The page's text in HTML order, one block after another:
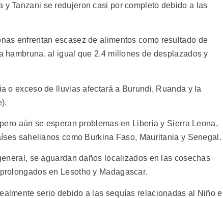
y Tanzani se redujeron casi por completo debido a las
enfrentan escasez de alimentos como resultado de
hambruna, al igual que 2,4 millones de desplazados y
o exceso de lluvias afectará a Burundi, Ruanda y la
aún se esperan problemas en Liberia y Sierra Leona,
sahelianos como Burkina Faso, Mauritania y Senegal.
se aguardan daños localizados en las cosechas
en Lesotho y Madagascar.
serio debido a las sequías relacionadas al Niño